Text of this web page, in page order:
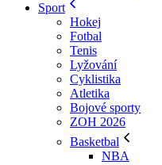
Sport
Hokej
Fotbal
Tenis
Lyžování
Cyklistika
Atletika
Bojové sporty
ZOH 2026
Basketbal
NBA